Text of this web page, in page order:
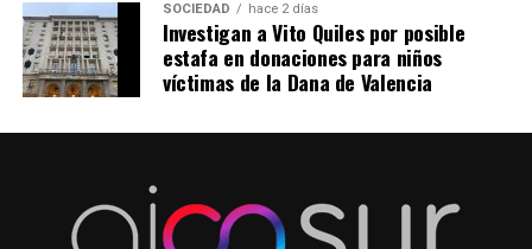
SOCIEDAD hace 2 días
Investigan a Vito Quiles por posible
estafa en donaciones para niños
víctimas de la Dana de Valencia